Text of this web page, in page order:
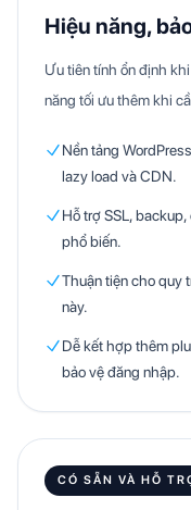
Hiệu năng,
Ưu tiên tính ổn định
năng tối ưu thêm khi
Nền tảng
lazy load và CDN.
Hỗ trợ SSL,
phổ biến.
Thuận tiện cho quy
này.
Dễ kết hợp thêm
bảo vệ đăng nhập.
CÓ SẴN VÀ HỖ